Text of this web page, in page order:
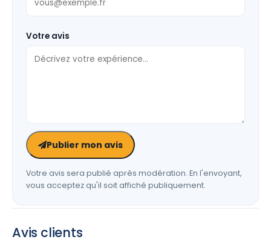
Votre avis
Publier mon avis
Votre avis sera publié après modération. En l'envoyant,
vous acceptez qu'il soit affiché publiquement.
Avis clients